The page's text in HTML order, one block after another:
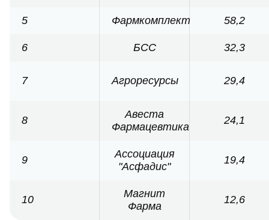
5 Фармкомплект 58,2
6 БСС 32,3
7 Агроресурсы 29,4
8
Авеста
Фармацевтика
24,1
9
Ассоциация
"Асфадис"
19,4
10
Магнит
Фарма
12,6